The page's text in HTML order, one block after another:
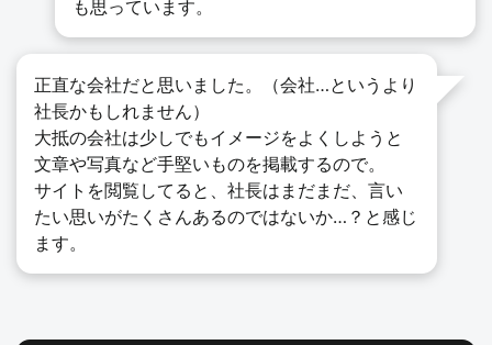
も思っています。
正直な会社だと思いました。（会社…というより
社長かもしれません）
大抵の会社は少しでもイメージをよくしようと
文章や写真など手堅いものを掲載するので。
サイトを閲覧してると、社長はまだまだ、言い
たい思いがたくさんあるのではないか…？と感じ
ます。